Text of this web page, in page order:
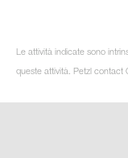
Le attività indicate sono
queste attività. Petzl contact